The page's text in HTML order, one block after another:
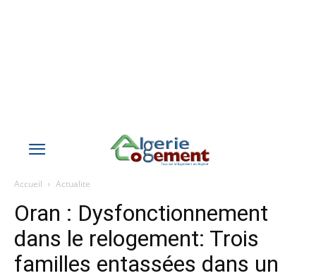
Accueil Actualite
Oran : Dysfonctionnement
dans le relogement: Trois
familles entassées dans un